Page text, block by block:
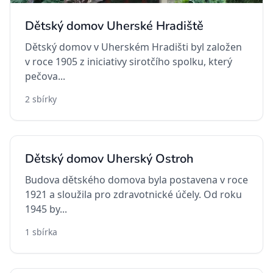
Jiřího z Poděbrad 313, 686 05 Uherské Hradiště
Bezručova 1250, 572 01 Polička
Dětský domov Tisá
Tisá 280, 403 36 Tisá
Goethova 1660/16, 350 02 Cheb
Dětský domov Dubá-Deštná, příspěvková
organizace
Dětský domov Mikulov, příspěvková
organizace
Dětský domov Uherské Hradiště
Dětský domov v Uherském Hradišti byl založen
v roce 1905 z iniciativy sirotčího spolku, který
pečova...
2 sbírky
Dětský domov Uherský Ostroh
Budova dětského domova byla postavena v roce
1921 a sloužila pro zdravotnické účely. Od roku
1945 by...
1 sbírka